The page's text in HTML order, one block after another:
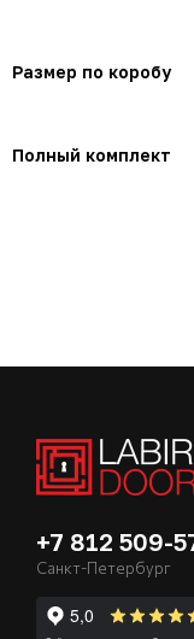
Размер по коробу
Полный комплект
+7 812 509-
Санкт-Петербург